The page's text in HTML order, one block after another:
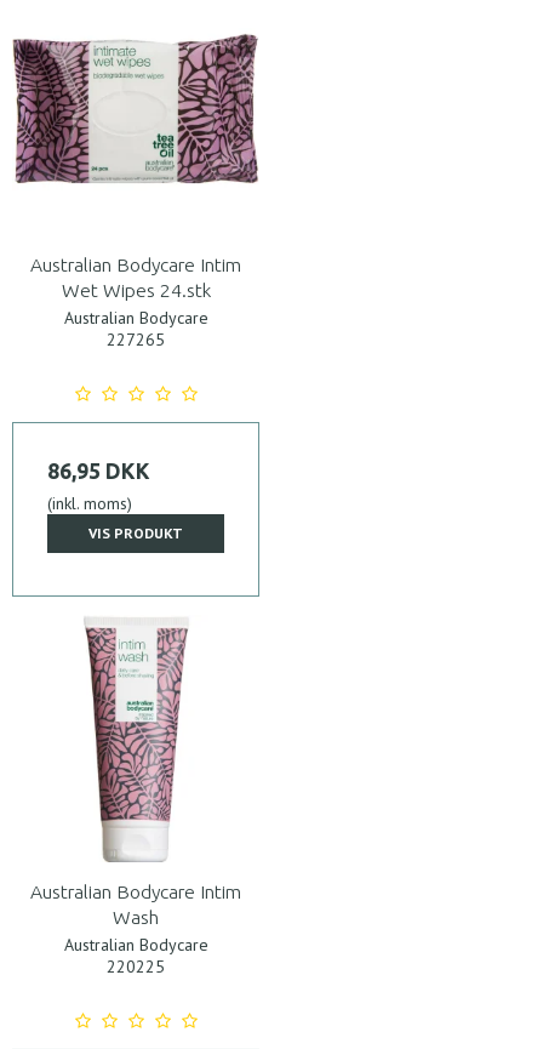
Australian Bodycare Intim
Wet Wipes 24.stk
Australian Bodycare
227265
86,95 DKK
(inkl. moms)
VIS PRODUKT
Australian Bodycare Intim
Wash
Australian Bodycare
220225